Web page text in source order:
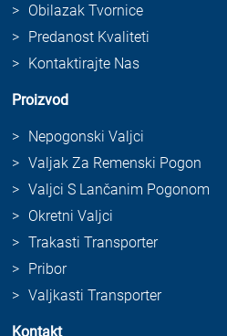
Obilazak Tvornice
Predanost Kvaliteti
Kontaktirajte Nas
Proizvod
Nepogonski Valjci
Valjak Za Remenski Pogon
Valjci S Lančanim Pogonom
Okretni Valjci
Trakasti Transporter
Pribor
Valjkasti Transporter
Kontakt